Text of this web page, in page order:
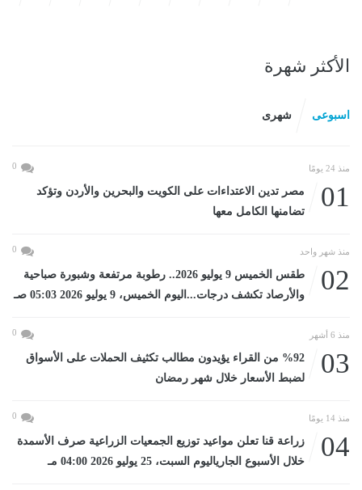
الأكثر شهرة
اسبوعى شهرى
منذ 24 يومًا 0
01
مصر تدين الاعتداءات على الكويت والبحرين والأردن وتؤكد
تضامنها الكامل معها
منذ شهر واحد 0
02
طقس الخميس 9 يوليو 2026.. رطوبة مرتفعة وشبورة صباحية
والأرصاد تكشف درجات...اليوم الخميس، 9 يوليو 2026 05:03 صـ
منذ 6 أشهر 0
03
%92 من القراء يؤيدون مطالب تكثيف الحملات على الأسواق
لضبط الأسعار خلال شهر رمضان
منذ 14 يومًا 0
04
زراعة قنا تعلن مواعيد توزيع الجمعيات الزراعية صرف الأسمدة
خلال الأسبوع الجارياليوم السبت، 25 يوليو 2026 04:00 مـ